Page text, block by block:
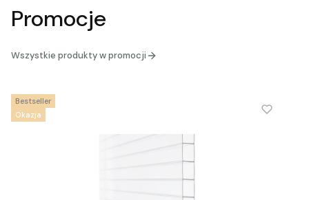
Promocje
Wszystkie produkty w promocji
Okazja
Bestseller